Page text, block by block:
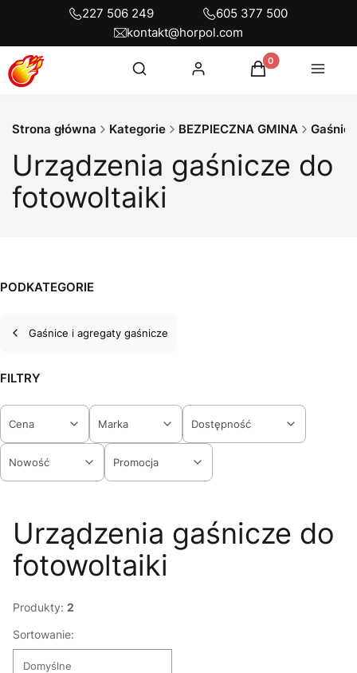
227 506 249
605 377 500
kontakt@horpol.com
Otwórz wyszukiwarkę
Szukaj Zaloguj się Produkty w
Koszyk Menu
Strona główna Kategorie BEZPIECZNA GMINA
Urządzenia gaśnicze do
fotowoltaiki
PODKATEGORIE
Gaśnice i agregaty gaśnicze
FILTRY
Cena Marka Dostępność
Nowość Promocja
Urządzenia gaśnicze do
fotowoltaiki
Produkty: 2
Lista produktów
Sortowanie:
Domyślne